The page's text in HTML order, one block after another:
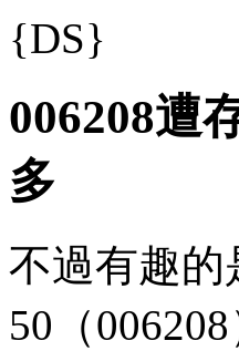
{DS}
006208遭
多
不過有趣的
50（